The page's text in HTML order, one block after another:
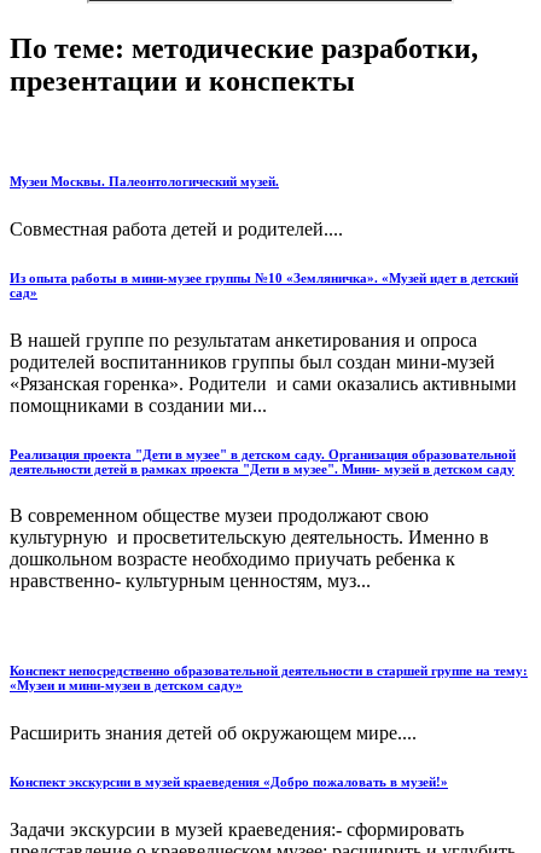
По теме: методические разработки,
презентации и конспекты
Музеи Москвы. Палеонтологический музей.
Совместная работа детей и родителей....
Из опыта работы в мини-музее группы №10 «Земляничка». «Музей идет в детский
сад»
В нашей группе по результатам анкетирования и опроса
родителей воспитанников группы был создан мини-музей
«Рязанская горенка». Родители и сами оказались активными
помощниками в создании ми...
Реализация проекта "Дети в музее" в детском саду. Организация образовательной
деятельности детей в рамках проекта "Дети в музее". Мини- музей в детском саду
В современном обществе музеи продолжают свою
культурную и просветительскую деятельность. Именно в
дошкольном возрасте необходимо приучать ребенка к
нравственно- культурным ценностям, муз...
Конспект непосредственно образовательной деятельности в старшей группе на тему:
«Музеи и мини-музеи в детском саду»
Расширить знания детей об окружающем мире....
Конспект экскурсии в музей краеведения «Добро пожаловать в музей!»
Задачи экскурсии в музей краеведения:- сформировать